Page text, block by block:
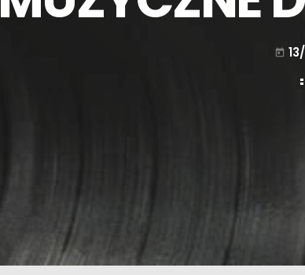
today